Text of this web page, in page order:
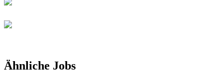
Ähnliche Jobs